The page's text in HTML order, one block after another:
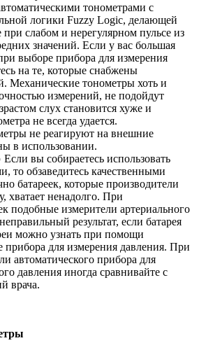
тонометрами с
логики Fuzzy Logic, делающей
слабом и нерегулярном пульсе из
значений. Если у вас большая
выборе прибора для измерения
на те, которые снабжены
Механические тонометры хоть и
измерений, не подойдут
слух становится хуже и
не всегда удается.
не реагируют на внешние
в использовании.
Если вы собираетесь использовать
то обзаведитесь качественными
батареек, которые производители
хватает ненадолго. При
подобные измерители артериального
результат, если батарея
можно узнать при помощи
прибора для измерения давления. При
автоматического прибора для
давления иногда сравнивайте с
врача.